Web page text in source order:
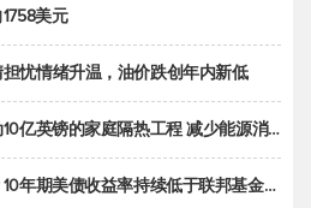
美元
忧情绪升温，油价跌创年内新低
亿英镑的家庭隔热工程 减少能源消耗
美债收益率持续低于联邦基金利率目标区间